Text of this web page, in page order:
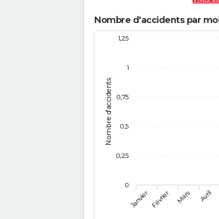
Nombre d'accidents par
Nombre d'accidents
JanvierFévrier Mars Avril
0
1
0,25
0,5
0,75
1,25